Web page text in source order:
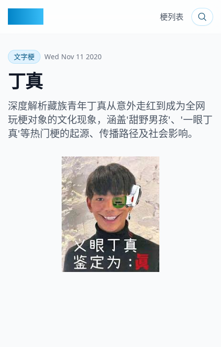
梗列表
文字梗 Wed Nov 11 2020
丁真
深度解析藏族青年丁真从意外走红到成为全网
玩梗对象的文化现象，涵盖'甜野男孩'、'一眼丁
真'等热门梗的起源、传播路径及社会影响。